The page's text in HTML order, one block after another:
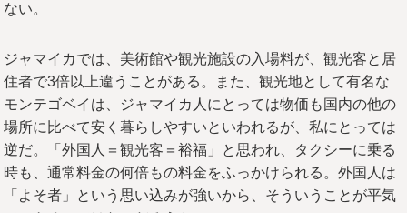
ない。
ジャマイカでは、美術館や観光施設の入場料が、観光客と居
住者で3倍以上違うことがある。また、観光地として有名な
モンテゴベイは、ジャマイカ人にとっては物価も国内の他の
場所に比べて安く暮らしやすいといわれるが、私にとっては
逆だ。「外国人＝観光客＝裕福」と思われ、タクシーに乗る
時も、通常料金の何倍もの料金をふっかけられる。外国人は
「よそ者」という思い込みが強いから、そういうことが平気